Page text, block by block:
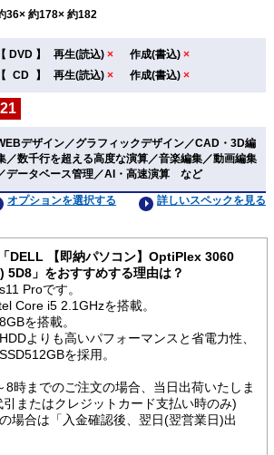
36× 約178× 約182
【 DVD 】 再生(読込) × 作成(書込) ×
【 CD 】 再生(読込) × 作成(書込) ×
21
デザイン／グラフィックデザイン／CAD・3D編
／数千行を超える高度な演算／音楽編集／動画編集
データベース管理／AI・高速演算 など
詳しいスペックを見る
オプションを選択する
DELL 【即納パソコン】OptiPlex 3060
」をおすすめする理由は？
Proです。
Core i5 2.1GHzを搭載。
を搭載。
よりも高いパフォーマンスと省電力性、
を採用。
8時までのご注文の場合、当日出荷いたしま
またはクレジットカード支払い時のみ)
場合は「入金確認後、翌日(翌営業日)出